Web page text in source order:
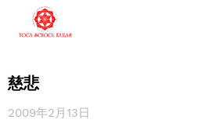
慈悲
2009年2月13日